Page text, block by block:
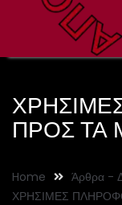
ΠΡΟΣ ΤΑ
Home Άρθρα -
ΧΡΗΣΙΜΕΣ